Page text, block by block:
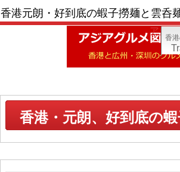
香港元朗・好到底の蝦子撈麺と雲呑
アジア
香港・元朗、好到底の
香